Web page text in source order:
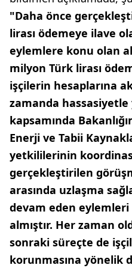
"Daha önce
lirası ödemeye ilave
eylemlere konu olan
milyon Türk lirası
işçilerin hesaplarına
zamanda
kapsamında
Enerji ve Tabii
yetkililerinin
gerçekleştirilen
arasında uzlaşma
devam eden
almıştır. Her zaman
sonraki süreçte de
korunmasına yönelik